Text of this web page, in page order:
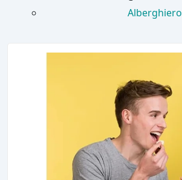
Alberghiero